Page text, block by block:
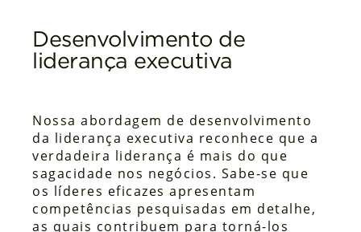
Desenvolvimento de
liderança executiva
Nossa abordagem de desenvolvimento
da liderança executiva reconhece que a
verdadeira liderança é mais do que
sagacidade nos negócios. Sabe-se que
os líderes eficazes apresentam
competências pesquisadas em detalhe,
as quais contribuem para torná-los